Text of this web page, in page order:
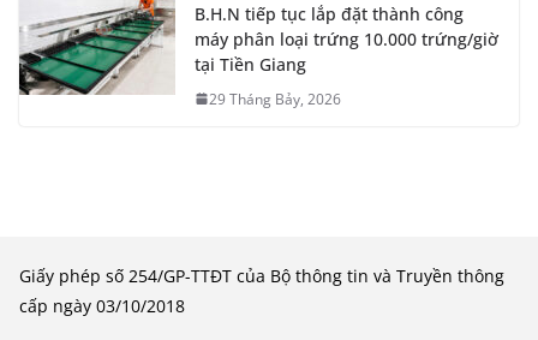
B.H.N tiếp tục lắp đặt thành công
máy phân loại trứng 10.000 trứng/giờ
tại Tiền Giang
29 Tháng Bảy, 2026
Giấy phép số 254/GP-TTĐT của Bộ thông tin và Truyền thông
cấp ngày 03/10/2018